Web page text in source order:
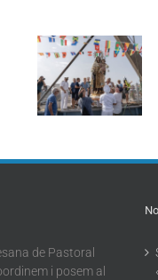
la
Barcelona
acompanya
més de 4.100
persones en
dispositiu
de Pastoral
i posem al